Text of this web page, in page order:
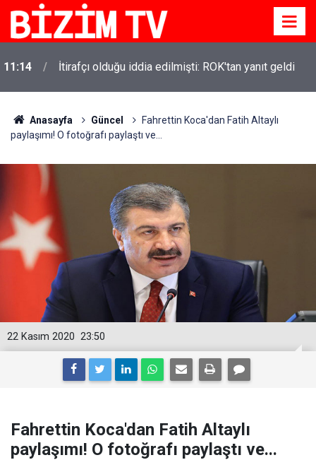
11:14 İtirafçı olduğu iddia edilmişti: ROK'tan yanıt geldi
Anasayfa Güncel
Fahrettin Koca'dan Fatih Altaylı
paylaşımı! O fotoğrafı paylaştı ve...
23:50
22 Kasım 2020
Fahrettin Koca'dan Fatih Altaylı
paylaşımı! O fotoğrafı paylaştı ve...